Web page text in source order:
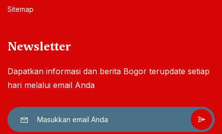
Sitemap
Newsletter
Dapatkan informasi dan berita Bogor terupdate setiap
hari melalui email Anda